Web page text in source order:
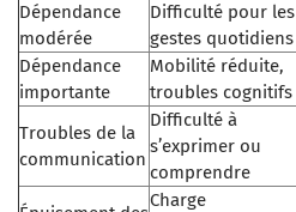
Dépendance
modérée
Difficulté pour les
gestes quotidiens
Dépendance
importante
Mobilité réduite,
troubles cognitifs
Troubles de la
communication
Difficulté à
s’exprimer ou
comprendre
Charge